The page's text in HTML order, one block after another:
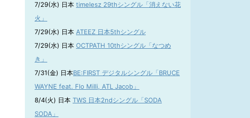
7/29(水) 日本 timelesz 29thシングル「消えない花
火」
7/29(水) 日本 ATEEZ 日本5thシングル
7/29(水) 日本 OCTPATH 10thシングル「なつめ
き」
7/31(金) 日本BE:FIRST デジタルシングル「BRUCE
WAYNE feat. Flo Milli, ATL Jacob」
8/4(火) 日本 TWS 日本2ndシングル「SODA
SODA」